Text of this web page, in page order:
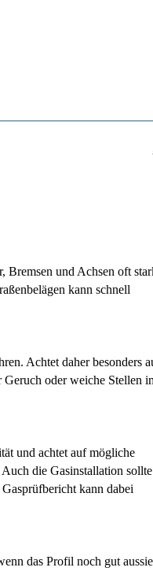
Bremsen und Achsen oft
kann schnell
Achtet daher besonders
oder weiche Stellen
und achtet auf mögliche
die Gasinstallation sollte
kann dabei
das Profil noch gut